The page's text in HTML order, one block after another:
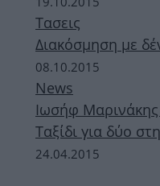
Τασεις
Διακόσμηση με
08.10.2015
News
Ιωσήφ
Ταξίδι για δύο
24.04.2015